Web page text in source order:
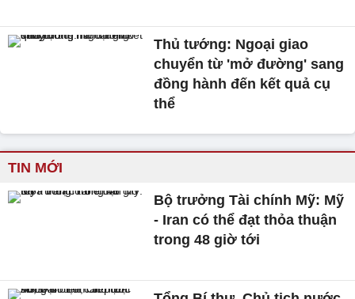
Thủ tướng: Ngoại giao
chuyển từ 'mở đường' sang
đồng hành đến kết quả cụ
thể
TIN MỚI
Bộ trưởng Tài chính Mỹ: Mỹ
- Iran có thể đạt thỏa thuận
trong 48 giờ tới